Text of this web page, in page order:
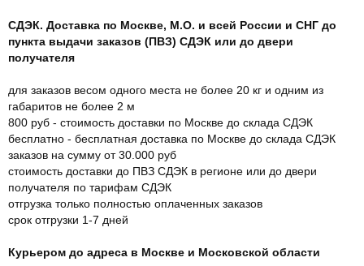
СДЭК. Доставка по Москве, М.О. и всей России и СНГ до
пункта выдачи заказов (ПВЗ) СДЭК или до двери
получателя
для заказов весом одного места не более 20 кг и одним из
габаритов не более 2 м
800 руб - стоимость доставки по Москве до склада СДЭК
бесплатно - бесплатная доставка по Москве до склада СДЭК
заказов на сумму от 30.000 руб
стоимость доставки до ПВЗ СДЭК в регионе или до двери
получателя по тарифам СДЭК
отгрузка только полностью оплаченных заказов
срок отгрузки 1-7 дней
Курьером до адреса в Москве и Московской области